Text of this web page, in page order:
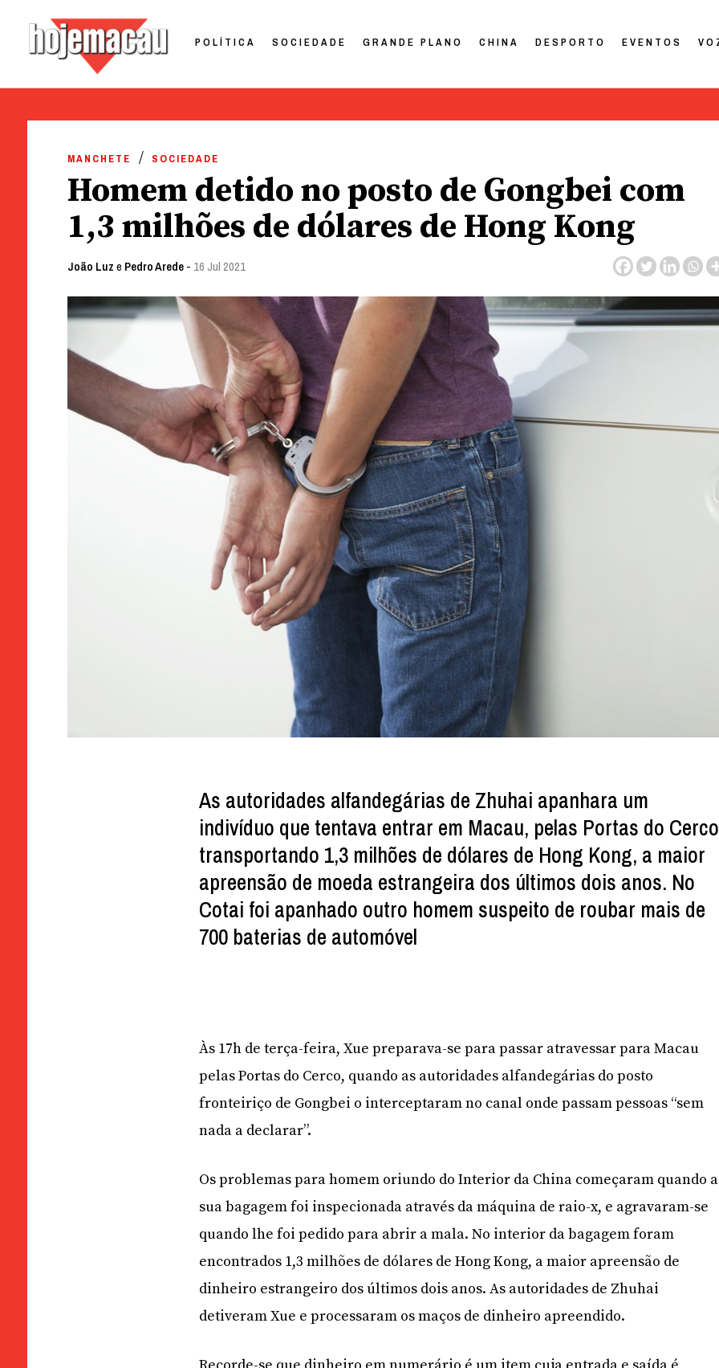
POLÍTICA SOCIEDADE GRANDE PLANO CHINA DESPORTO EVENTOS
MANCHETE SOCIEDADE
Homem detido no posto de Gongbei com
1,3 milhões de dólares de Hong Kong
João Luze Pedro Arede- 16 Jul 2021
As autoridades alfandegárias de Zhuhai apanhara um
indivíduo que tentava entrar em Macau, pelas Portas do
transportando 1,3 milhões de dólares de Hong Kong, a maior
apreensão de moeda estrangeira dos últimos dois anos. No
Cotai foi apanhado outro homem suspeito de roubar mais de
700 baterias de automóvel
Às 17h de terça-feira, Xue preparava-se para passar atravessar para Macau
pelas Portas do Cerco, quando as autoridades alfandegárias do posto
fronteiriço de Gongbei o interceptaram no canal onde passam pessoas “sem
nada a declarar”.
Os problemas para homem oriundo do Interior da China começaram quando a
sua bagagem foi inspecionada através da máquina de raio-x, e agravaram-se
quando lhe foi pedido para abrir a mala. No interior da bagagem foram
encontrados 1,3 milhões de dólares de Hong Kong, a maior apreensão de
dinheiro estrangeiro dos últimos dois anos. As autoridades de Zhuhai
detiveram Xue e processaram os maços de dinheiro apreendido.